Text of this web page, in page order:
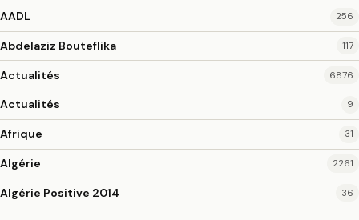
AADL 256
Abdelaziz Bouteflika 117
Actualités 6876
Actualités 9
Afrique 31
Algérie 2261
Algérie Positive 2014 36